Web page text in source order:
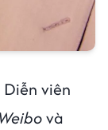
viên
và